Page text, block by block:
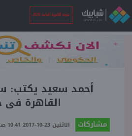
نتيجة الثانوية العامة 2026
الرئيسية
نتيجة الثانوية العامة
أحمد سعيد يكتب:
القاهرة
مشاركات الاثنين 23-10-2017 10:41 صـ